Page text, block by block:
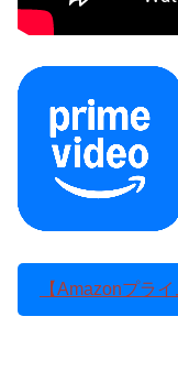
【Amazonプラ